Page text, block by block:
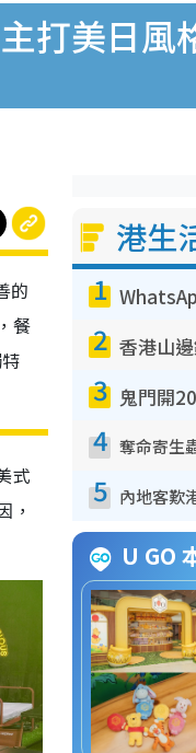
打美日風
的
餐
式
，
港生
1
2
3
4
5
U GO